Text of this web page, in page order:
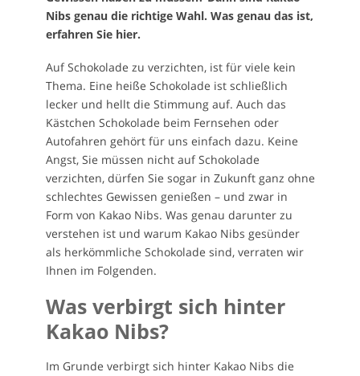
Nibs genau die richtige Wahl. Was genau das ist,
erfahren Sie hier.
Auf Schokolade zu verzichten, ist für viele kein
Thema. Eine heiße Schokolade ist schließlich
lecker und hellt die Stimmung auf. Auch das
Kästchen Schokolade beim Fernsehen oder
Autofahren gehört für uns einfach dazu. Keine
Angst, Sie müssen nicht auf Schokolade
verzichten, dürfen Sie sogar in Zukunft ganz ohne
schlechtes Gewissen genießen – und zwar in
Form von Kakao Nibs. Was genau darunter zu
verstehen ist und warum Kakao Nibs gesünder
als herkömmliche Schokolade sind, verraten wir
Ihnen im Folgenden.
Was verbirgt sich hinter
Kakao Nibs?
Im Grunde verbirgt sich hinter Kakao Nibs die